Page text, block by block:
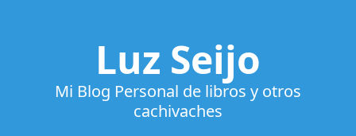
Luz Seijo
Mi Blog Personal de libros y otros
cachivaches